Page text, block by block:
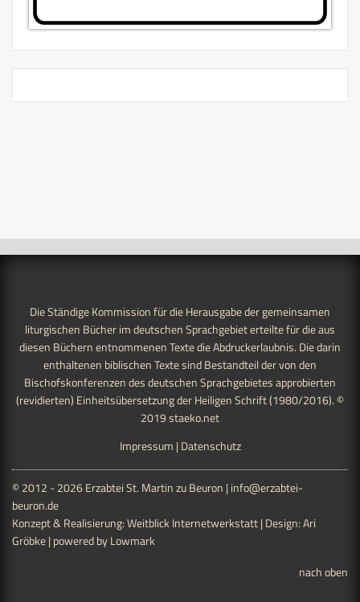
Die Ständige Kommission für die Herausgabe der gemeinsamen
liturgischen Bücher im deutschen Sprachgebiet erteilte für die aus
diesen Büchern entnommenen Texte die Abdruckerlaubnis. Die darin
enthaltenen biblischen Texte sind Bestandteil der von den
Bischofskonferenzen des deutschen Sprachgebietes approbierten
(revidierten) Einheitsübersetzung der Heiligen Schrift (1980/2016). ©
2019staeko.net
Impressum | Datenschutz
© 2012 - 2026 Erzabtei St. Martin zu Beuron | info@erzabtei-
beuron.de
Konzept & Realisierung:Weitblick Internetwerkstatt| Design:Ari
Gröbke| powered byLowmark
nach oben